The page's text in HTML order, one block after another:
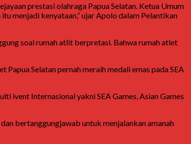
prestasi olahraga Papua Selatan. Ketua Umum
menjadi kenyataan,” ujar Apolo dalam Pelantikan
soal rumah atlit berpretasi. Bahwa rumah atlet
Selatan pernah meraih medali emas pada SEA
ivent Internasional yakni SEA Games, Asian Games
bertanggungjawab untuk menjalankan amanah